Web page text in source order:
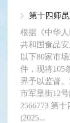
根据《中华
共和国食品
以下80家市
件，现将105
界予以监督
市军垦街12
2566773 第
(2025...